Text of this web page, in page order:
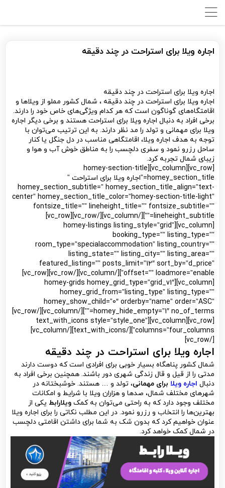
اجاره ویلا برای استراحت در چند دقیقه
اجاره ویلا برای استراحت در چند دقیقه
اجاره ویلا برای استراحت در چند دقیقه ، شمال کشور مملو از ویلاها و
اقامتگاه‌های گوناگون است که هر کدام ویژگی‌های خاص خود را دارند.
برخی افراد به دنبال اجاره ویلا برای استراحت هستند و برخی دیگر اجاره
ویلا برای مهمانی و تولد را مد نظر دارند. به این ترتیب می‌توان با
توجه به هدف اجاره ویلا، اقامتگاهی مناسب در دل جنگل یا کنار
ساحل رزرو نمود و سفری دلچسب را به مناطق خوش آب و هوا و
زیبای شمال تجربه کرد.
[vc_row][vc_column][homey-section-title
homey_section_title=”اجاره ویلا برای استراحت ”
homey_section_subtitle=” homey_section_title_align=”text-
center” homey_section_title_color=”homey-section-title-light”
fontsize_title=”” lineheight_title=”” fontsize_subtitle=””
lineheight_subtitle=””][/vc_column][/vc_row][vc_row]
[vc_column][homey-listings listing_style=”grid”
booking_type=”” listing_type=””
room_type=”specialaccommodation” listing_country=””
listing_state=”” listing_city=”” listing_area=””
featured_listing=”” posts_limit=”12″ sort_by=”d_price”
offset=”” loadmore=”enable”][/vc_column][/vc_row][vc_row]
[vc_column][homey-grids homey_grid_type=”grid_v1″
homey_grid_from=”listing_type” listing_type=””
homey_show_child=”0″ orderby=”name” order=”ASC”
homey_hide_empty=”1″ no_of_terms=””][/vc_column][/vc_row]
[vc_row][vc_column][text_with_icons style=”style_one”
columns=”four_columns”][/text_with_icons][/vc_column]
[/vc_row]
اجاره ویلا برای استراحت در چند دقیقه
شمال کشور پناهگاه بسیار خوبی برای افرادی است که دوست دارند
مدتی را از قیل و قال زندگی شهری دور باشند. همچنین برخی افراد به
دنبال اجاره ویلا برای مهمانی، تولد و … هستند. خوشبختانه در
شهرهای مختلف شمال، صدها و هزاران ویلا با شرایط و امکانات
مختلف وجود دارد که به راحتی می‌توان به کمک ویلارابط یکی از
بهترین‌ها را انتخاب و رزرو نمود. در این مطلب نکاتی را برای اجاره ویلا
عنوان خواهیم کرد که بدون شک به شما برای داشتن اقامتی دلچسب
در شمال کمک خواهد کرد.